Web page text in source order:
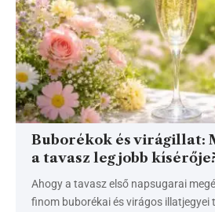
Buborékok és virágillat:
a tavasz legjobb
Ahogy a tavasz első napsugarai
finom buborékai és virágos illatjegyei